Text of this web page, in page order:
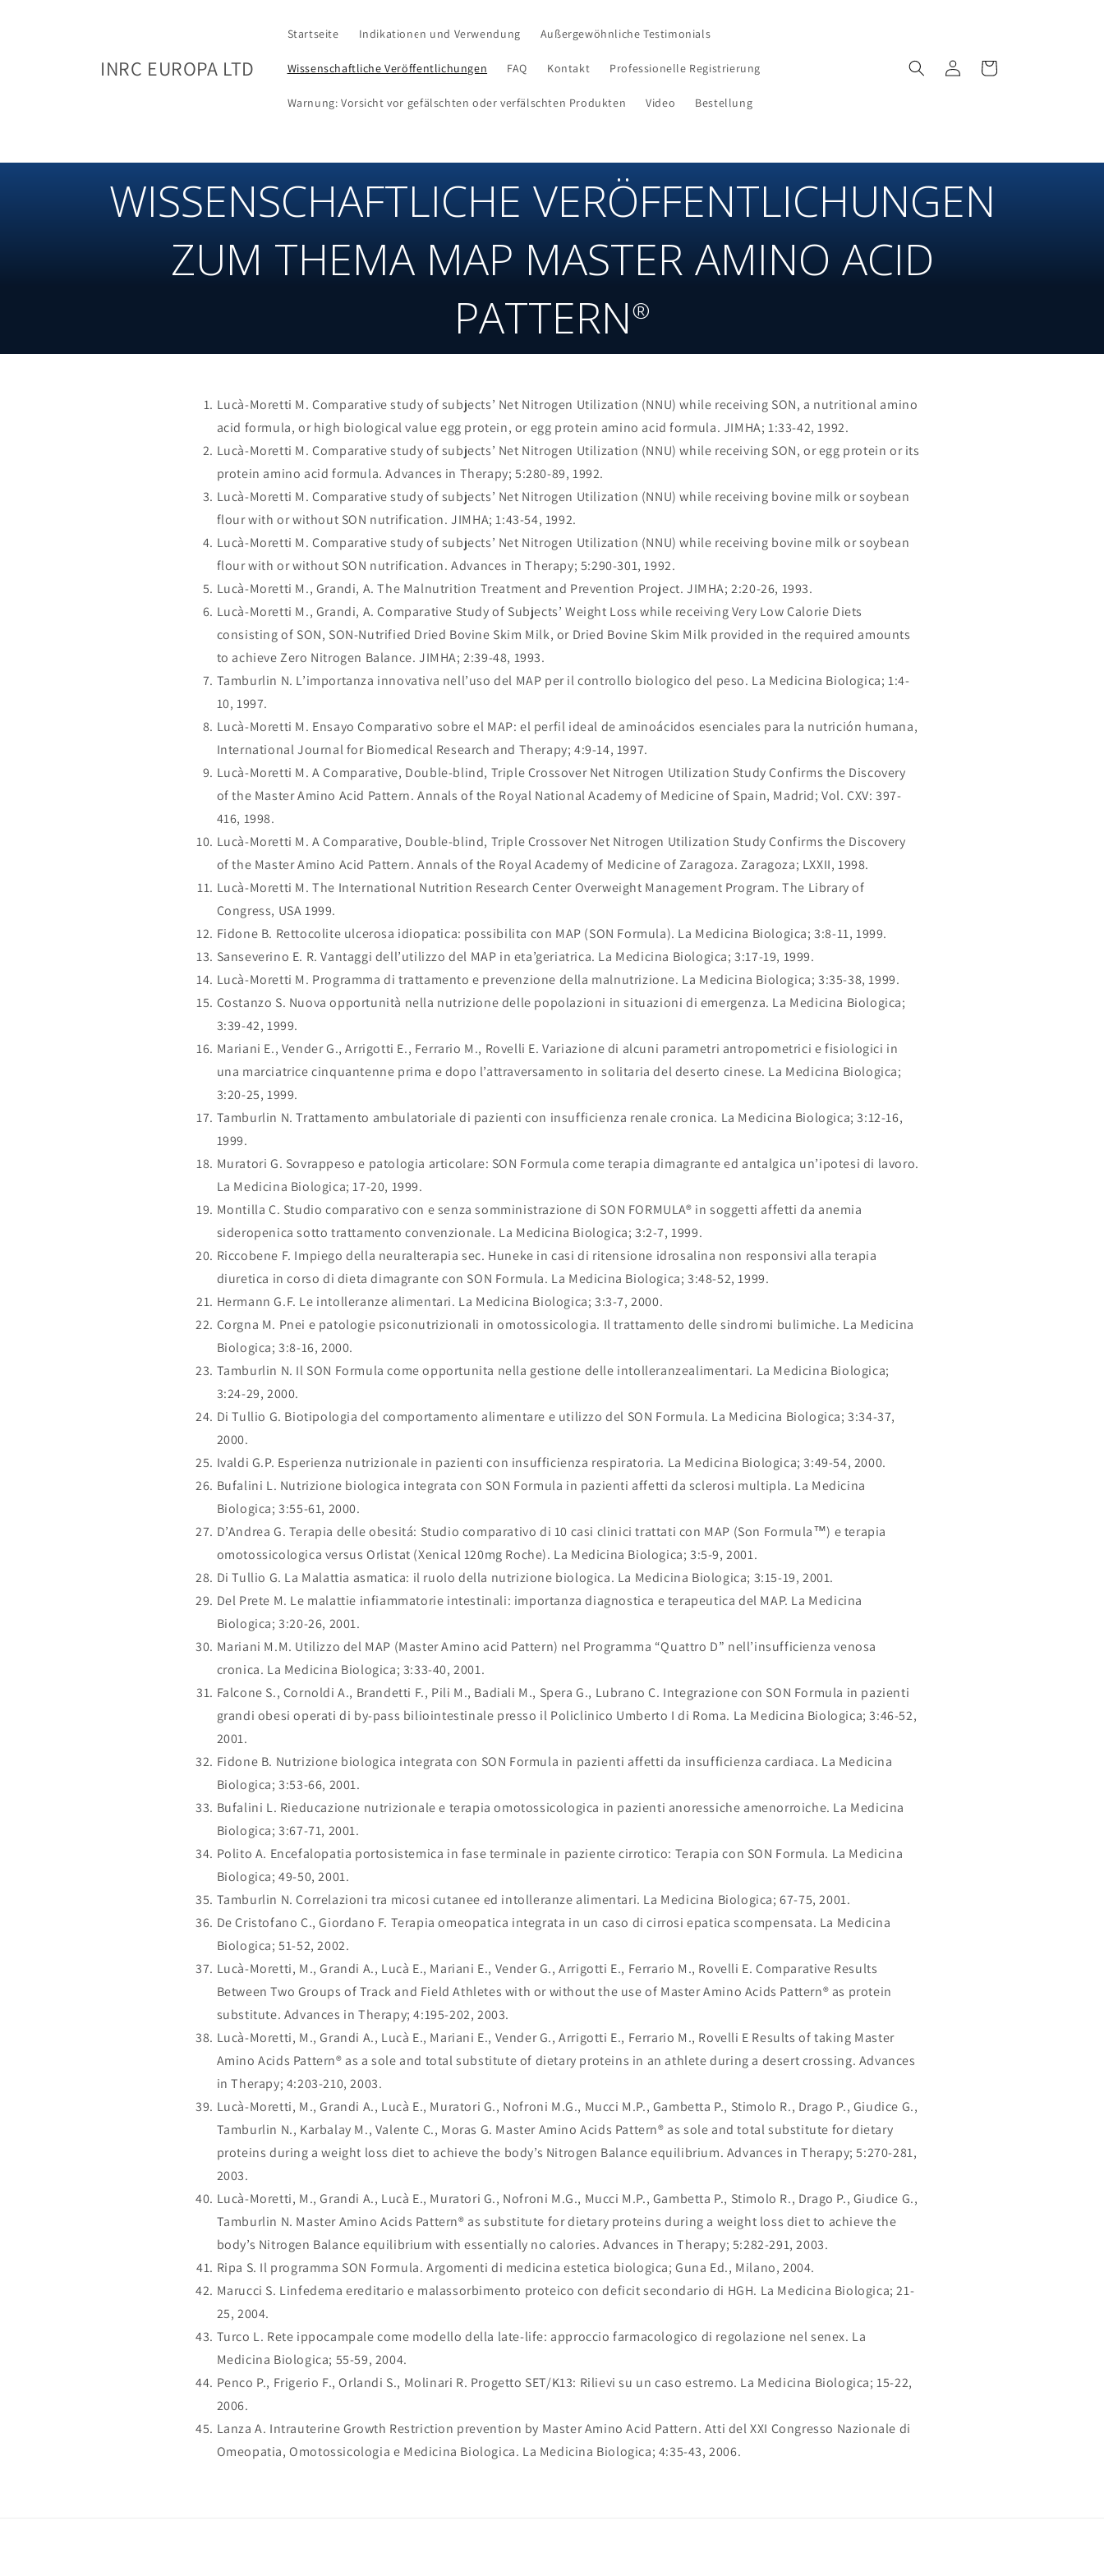
INRC EUROPA LTD
Startseite Indikationen und Verwendung Außergewöhnliche Testimonials
Wissenschaftliche Veröffentlichungen FAQ Kontakt Professionelle Registrierung
Warnung: Vorsicht vor gefälschten oder verfälschten Produkten Video Bestellung
Einloggen Wagen
WISSENSCHAFTLICHE VERÖFFENTLICHUNGEN
ZUM THEMA MAP MASTER AMINO ACID
PATTERN®
Lucà-Moretti M. Comparative study of subjects’ Net Nitrogen Utilization (NNU) while receiving SON, a nutritional amino
acid formula, or high biological value egg protein, or egg protein amino acid formula. JIMHA; 1:33-42, 1992.
Lucà-Moretti M. Comparative study of subjects’ Net Nitrogen Utilization (NNU) while receiving SON, or egg protein or its
protein amino acid formula. Advances in Therapy; 5:280-89, 1992.
Lucà-Moretti M. Comparative study of subjects’ Net Nitrogen Utilization (NNU) while receiving bovine milk or soybean
flour with or without SON nutrification. JIMHA; 1:43-54, 1992.
Lucà-Moretti M. Comparative study of subjects’ Net Nitrogen Utilization (NNU) while receiving bovine milk or soybean
flour with or without SON nutrification. Advances in Therapy; 5:290-301, 1992.
Lucà-Moretti M., Grandi, A. The Malnutrition Treatment and Prevention Project. JIMHA; 2:20-26, 1993.
Lucà-Moretti M., Grandi, A. Comparative Study of Subjects’ Weight Loss while receiving Very Low Calorie Diets
consisting of SON, SON-Nutrified Dried Bovine Skim Milk, or Dried Bovine Skim Milk provided in the required amounts
to achieve Zero Nitrogen Balance. JIMHA; 2:39-48, 1993.
Tamburlin N. L’importanza innovativa nell’uso del MAP per il controllo biologico del peso. La Medicina Biologica; 1:4-
10, 1997.
Lucà-Moretti M. Ensayo Comparativo sobre el MAP: el perfil ideal de aminoácidos esenciales para la nutrición humana,
International Journal for Biomedical Research and Therapy; 4:9-14, 1997.
Lucà-Moretti M. A Comparative, Double-blind, Triple Crossover Net Nitrogen Utilization Study Confirms the Discovery
of the Master Amino Acid Pattern. Annals of the Royal National Academy of Medicine of Spain, Madrid; Vol. CXV: 397-
416, 1998.
Lucà-Moretti M. A Comparative, Double-blind, Triple Crossover Net Nitrogen Utilization Study Confirms the Discovery
of the Master Amino Acid Pattern. Annals of the Royal Academy of Medicine of Zaragoza. Zaragoza; LXXII, 1998.
Lucà-Moretti M. The International Nutrition Research Center Overweight Management Program. The Library of
Congress, USA 1999.
Fidone B. Rettocolite ulcerosa idiopatica: possibilita con MAP (SON Formula). La Medicina Biologica; 3:8-11, 1999.
Sanseverino E. R. Vantaggi dell’utilizzo del MAP in eta’geriatrica. La Medicina Biologica; 3:17-19, 1999.
Lucà-Moretti M. Programma di trattamento e prevenzione della malnutrizione. La Medicina Biologica; 3:35-38, 1999.
Costanzo S. Nuova opportunità nella nutrizione delle popolazioni in situazioni di emergenza. La Medicina Biologica;
3:39-42, 1999.
Mariani E., Vender G., Arrigotti E., Ferrario M., Rovelli E. Variazione di alcuni parametri antropometrici e fisiologici in
una marciatrice cinquantenne prima e dopo l’attraversamento in solitaria del deserto cinese. La Medicina Biologica;
3:20-25, 1999.
Tamburlin N. Trattamento ambulatoriale di pazienti con insufficienza renale cronica. La Medicina Biologica; 3:12-16,
1999.
Muratori G. Sovrappeso e patologia articolare: SON Formula come terapia dimagrante ed antalgica un’ipotesi di lavoro.
La Medicina Biologica; 17-20, 1999.
Montilla C. Studio comparativo con e senza somministrazione di SON FORMULA® in soggetti affetti da anemia
sideropenica sotto trattamento convenzionale. La Medicina Biologica; 3:2-7, 1999.
Riccobene F. Impiego della neuralterapia sec. Huneke in casi di ritensione idrosalina non responsivi alla terapia
diuretica in corso di dieta dimagrante con SON Formula. La Medicina Biologica; 3:48-52, 1999.
Hermann G.F. Le intolleranze alimentari. La Medicina Biologica; 3:3-7, 2000.
Corgna M. Pnei e patologie psiconutrizionali in omotossicologia. Il trattamento delle sindromi bulimiche. La Medicina
Biologica; 3:8-16, 2000.
Tamburlin N. Il SON Formula come opportunita nella gestione delle intolleranzealimentari. La Medicina Biologica;
3:24-29, 2000.
Di Tullio G. Biotipologia del comportamento alimentare e utilizzo del SON Formula. La Medicina Biologica; 3:34-37,
2000.
Ivaldi G.P. Esperienza nutrizionale in pazienti con insufficienza respiratoria. La Medicina Biologica; 3:49-54, 2000.
Bufalini L. Nutrizione biologica integrata con SON Formula in pazienti affetti da sclerosi multipla. La Medicina
Biologica; 3:55-61, 2000.
D’Andrea G. Terapia delle obesitá: Studio comparativo di 10 casi clinici trattati con MAP (Son Formula™) e terapia
omotossicologica versus Orlistat (Xenical 120mg Roche). La Medicina Biologica; 3:5-9, 2001.
Di Tullio G. La Malattia asmatica: il ruolo della nutrizione biologica. La Medicina Biologica; 3:15-19, 2001.
Del Prete M. Le malattie infiammatorie intestinali: importanza diagnostica e terapeutica del MAP. La Medicina
Biologica; 3:20-26, 2001.
Mariani M.M. Utilizzo del MAP (Master Amino acid Pattern) nel Programma “Quattro D” nell’insufficienza venosa
cronica. La Medicina Biologica; 3:33-40, 2001.
Falcone S., Cornoldi A., Brandetti F., Pili M., Badiali M., Spera G., Lubrano C. Integrazione con SON Formula in pazienti
grandi obesi operati di by-pass biliointestinale presso il Policlinico Umberto I di Roma. La Medicina Biologica; 3:46-52,
2001.
Fidone B. Nutrizione biologica integrata con SON Formula in pazienti affetti da insufficienza cardiaca. La Medicina
Biologica; 3:53-66, 2001.
Bufalini L. Rieducazione nutrizionale e terapia omotossicologica in pazienti anoressiche amenorroiche. La Medicina
Biologica; 3:67-71, 2001.
Polito A. Encefalopatia portosistemica in fase terminale in paziente cirrotico: Terapia con SON Formula. La Medicina
Biologica; 49-50, 2001.
Tamburlin N. Correlazioni tra micosi cutanee ed intolleranze alimentari. La Medicina Biologica; 67-75, 2001.
De Cristofano C., Giordano F. Terapia omeopatica integrata in un caso di cirrosi epatica scompensata. La Medicina
Biologica; 51-52, 2002.
Lucà-Moretti, M., Grandi A., Lucà E., Mariani E., Vender G., Arrigotti E., Ferrario M., Rovelli E. Comparative Results
Between Two Groups of Track and Field Athletes with or without the use of Master Amino Acids Pattern® as protein
substitute. Advances in Therapy; 4:195-202, 2003.
Lucà-Moretti, M., Grandi A., Lucà E., Mariani E., Vender G., Arrigotti E., Ferrario M., Rovelli E Results of taking Master
Amino Acids Pattern® as a sole and total substitute of dietary proteins in an athlete during a desert crossing. Advances
in Therapy; 4:203-210, 2003.
Lucà-Moretti, M., Grandi A., Lucà E., Muratori G., Nofroni M.G., Mucci M.P., Gambetta P., Stimolo R., Drago P., Giudice G.,
Tamburlin N., Karbalay M., Valente C., Moras G. Master Amino Acids Pattern® as sole and total substitute for dietary
proteins during a weight loss diet to achieve the body’s Nitrogen Balance equilibrium. Advances in Therapy; 5:270-281,
2003.
Lucà-Moretti, M., Grandi A., Lucà E., Muratori G., Nofroni M.G., Mucci M.P., Gambetta P., Stimolo R., Drago P., Giudice G.,
Tamburlin N. Master Amino Acids Pattern® as substitute for dietary proteins during a weight loss diet to achieve the
body’s Nitrogen Balance equilibrium with essentially no calories. Advances in Therapy; 5:282-291, 2003.
Ripa S. Il programma SON Formula. Argomenti di medicina estetica biologica; Guna Ed., Milano, 2004.
Marucci S. Linfedema ereditario e malassorbimento proteico con deficit secondario di HGH. La Medicina Biologica; 21-
25, 2004.
Turco L. Rete ippocampale come modello della late-life: approccio farmacologico di regolazione nel senex. La
Medicina Biologica; 55-59, 2004.
Penco P., Frigerio F., Orlandi S., Molinari R. Progetto SET/K13: Rilievi su un caso estremo. La Medicina Biologica; 15-22,
2006.
Lanza A. Intrauterine Growth Restriction prevention by Master Amino Acid Pattern. Atti del XXI Congresso Nazionale di
Omeopatia, Omotossicologia e Medicina Biologica. La Medicina Biologica; 4:35-43, 2006.